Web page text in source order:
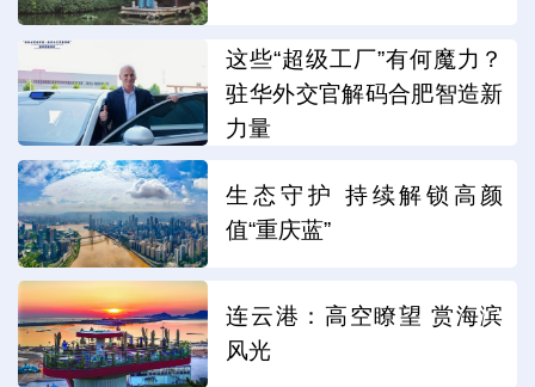
这些“超级工厂”有何魔力？
驻华外交官解码合肥智造新
力量
生态守护 持续解锁高颜
值“重庆蓝”
连云港：高空瞭望 赏海滨
风光